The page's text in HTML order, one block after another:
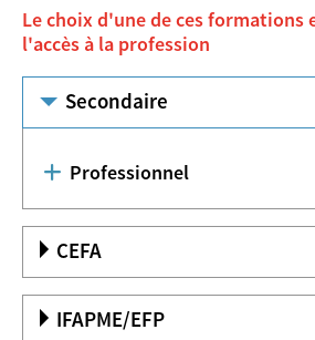
Le choix d'une de ces formations
l'accès à la profession
Secondaire
Professionnel
CEFA
IFAPME/EFP